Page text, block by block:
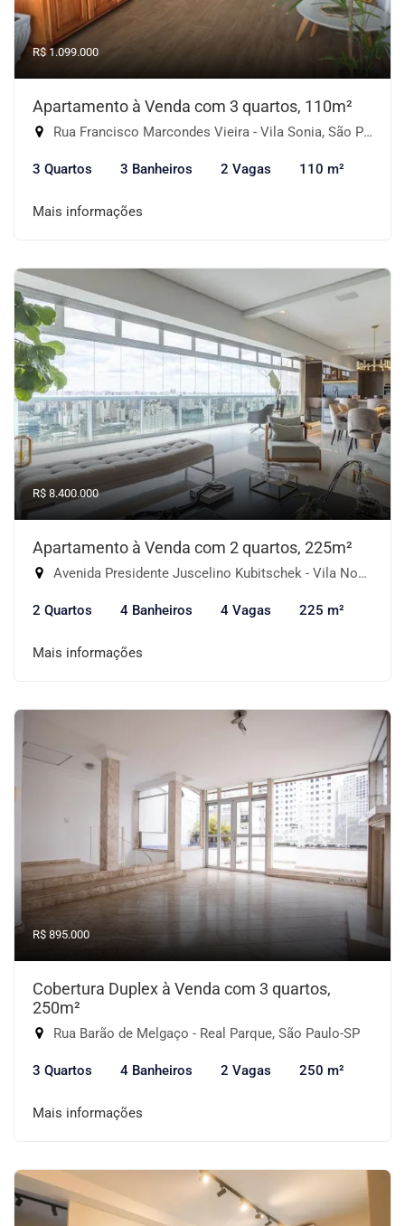
R$ 1.099.000
Apartamento à Venda com 3 quartos, 110m²
Rua Francisco Marcondes Vieira - Vila Sonia, São Paulo-SP
3 Quartos 3 Banheiros 2 Vagas 110 m²
Mais informações
R$ 8.400.000
Apartamento à Venda com 2 quartos, 225m²
Avenida Presidente Juscelino Kubitschek - Vila Nova Conceição, São Paulo-SP
2 Quartos 4 Banheiros 4 Vagas 225 m²
Mais informações
R$ 895.000
Cobertura Duplex à Venda com 3 quartos,
250m²
Rua Barão de Melgaço - Real Parque, São Paulo-SP
3 Quartos 4 Banheiros 2 Vagas 250 m²
Mais informações